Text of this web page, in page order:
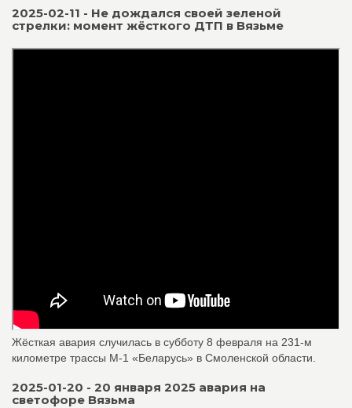
2025-02-11 - Не дождался своей зеленой
стрелки: момент жёсткого ДТП в Вязьме
Жёсткая авария случилась в субботу 8 февраля на 231-м
километре трассы М-1 «Беларусь» в Смоленской области.
2025-01-20 - 20 января 2025 авария на
светофоре Вязьма